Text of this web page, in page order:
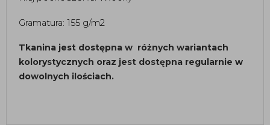
Gramatura: 155 g/m2
Tkanina jest dostępna w różnych wariantach
kolorystycznych oraz jest dostępna regularnie w
dowolnych ilościach.